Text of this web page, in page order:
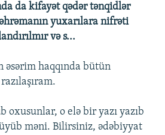
da kifayət qədər tənqidlər
yuxarılara nifrəti
və s...
əsərim haqqında bütün
oxusunlar, o elə bir yazı yazıb
məni. Bilirsiniz, ədəbiyyat